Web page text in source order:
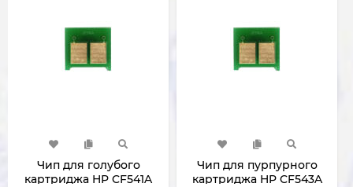
Чип для голубого
картриджа HP CF541A
Чип для пурпурного
картриджа HP CF543A